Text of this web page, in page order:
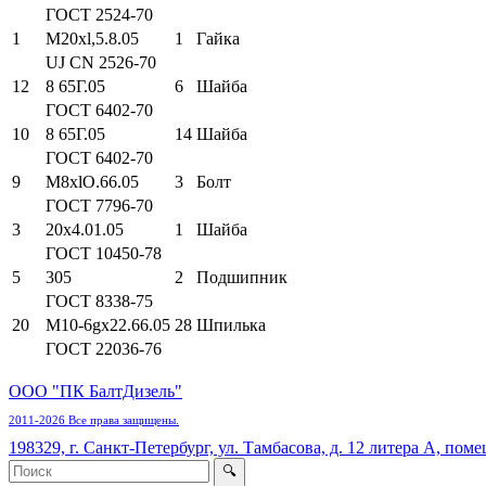
ГОСТ 2524-70
1
M20xl,5.8.05 1
Гайка
UJ CN 2526-70
12
8 65Г.05 6
Шайба
ГОСТ 6402-70
10
8 65Г.05 14 Шайба
ГОСТ 6402-70
9
M8xlO.66.05 3
Болт
ГОСТ 7796-70
3
20x4.01.05 1
Шайба
ГОСТ 10450-78
5
305 2
Подшипник
ГОСТ 8338-75
20
M10-6gx22.66.05 28 Шпилька
ГОСТ 22036-76
ООО "ПК БалтДизель"
2011-2026 Все права защищены.
198329, г. Санкт-Петербург, ул. Тамбасова, д. 12 литера А,